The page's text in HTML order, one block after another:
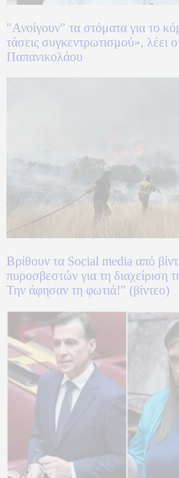
"Ανοίγουν" τα στόματα για το
τάσεις συγκεντρωτισμού», λέει
Παπανικολάου
Βρίθουν τα Social media από
πυροσβεστών για τη
Την άφησαν τη φωτιά!" (βίντεο)